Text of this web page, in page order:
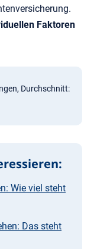
Faktoren
Durchschnitt:
Wie viel steht
Das steht